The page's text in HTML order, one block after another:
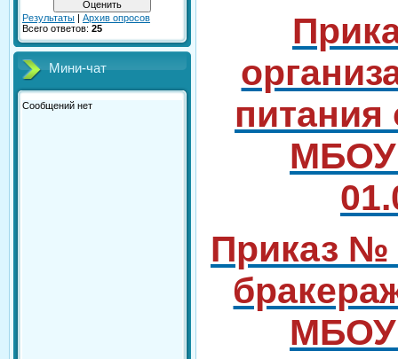
Результаты | Архив опросов
Всего ответов: 25
Мини-чат
Приказ №